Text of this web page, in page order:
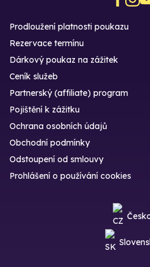
Prodloužení platnosti poukazu
Rezervace termínu
Dárkový poukaz na zážitek
Ceník služeb
Partnerský (affiliate) program
Pojištění k zážitku
Ochrana osobních údajů
Obchodní podmínky
Odstoupení od smlouvy
Prohlášení o používání cookies